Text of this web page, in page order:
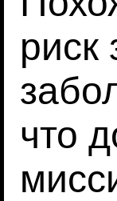
что